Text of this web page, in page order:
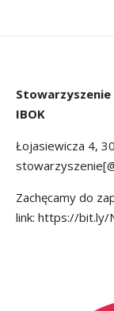
Stowarzyszenie
IBOK
Łojasiewicza 4,
Zachęcamy do
link: https://bit.ly/